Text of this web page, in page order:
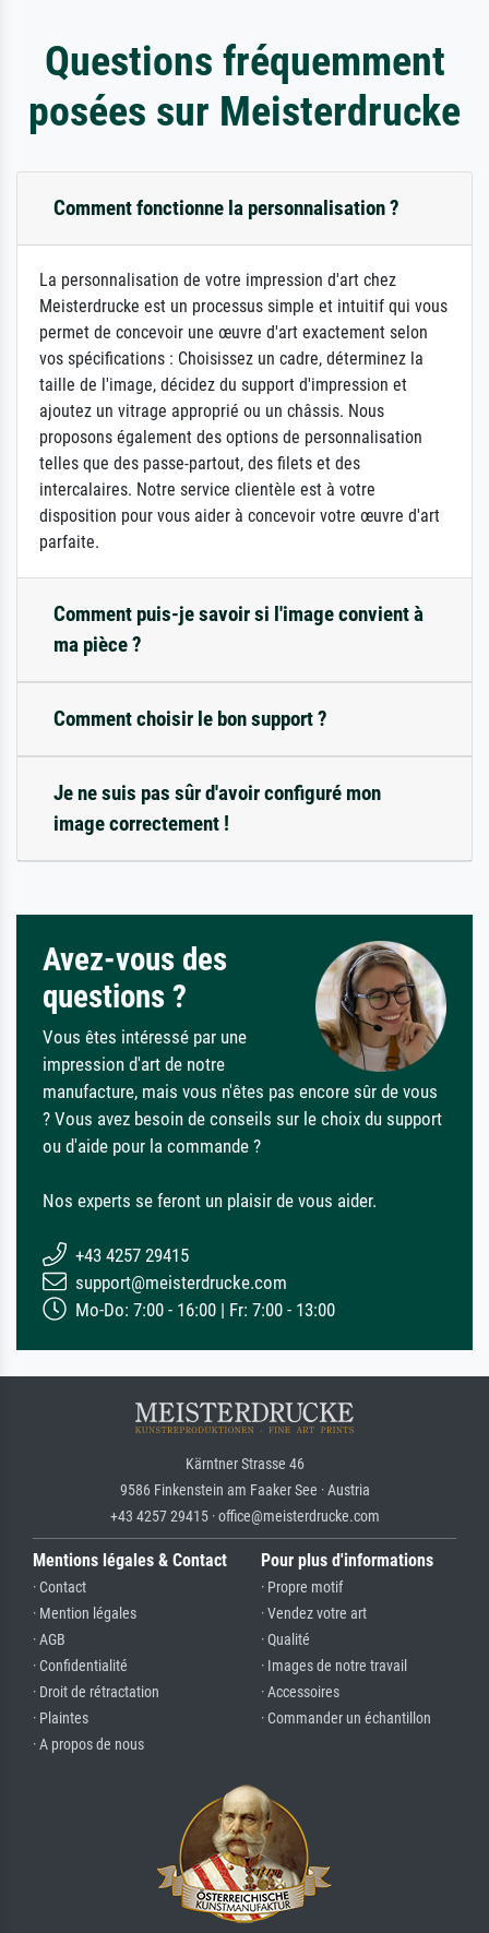
Questions fréquemment
posées sur Meisterdrucke
Comment fonctionne la personnalisation ?
La personnalisation de votre impression d'art chez
Meisterdrucke est un processus simple et intuitif qui vous
permet de concevoir une œuvre d'art exactement selon
vos spécifications : Choisissez un cadre, déterminez la
taille de l'image, décidez du support d'impression et
ajoutez un vitrage approprié ou un châssis. Nous
proposons également des options de personnalisation
telles que des passe-partout, des filets et des
intercalaires. Notre service clientèle est à votre
disposition pour vous aider à concevoir votre œuvre d'art
parfaite.
Comment puis-je savoir si l'image convient à
ma pièce ?
Comment choisir le bon support ?
Je ne suis pas sûr d'avoir configuré mon
image correctement !
Avez-vous des
questions ?
Vous êtes intéressé par une
impression d'art de notre
manufacture, mais vous n'êtes pas encore sûr de vous
? Vous avez besoin de conseils sur le choix du support
ou d'aide pour la commande ?
Nos experts se feront un plaisir de vous aider.
+43 4257 29415
support@meisterdrucke.com
Mo-Do: 7:00 - 16:00 | Fr: 7:00 - 13:00
Kärntner Strasse 46
9586 Finkenstein am Faaker See · Austria
+43 4257 29415 · office@meisterdrucke.com
Mentions légales & Contact
· Contact
· Mention légales
· AGB
· Confidentialité
· Droit de rétractation
· Plaintes
· A propos de nous
Pour plus d'informations
· Propre motif
· Vendez votre art
· Qualité
· Images de notre travail
· Accessoires
· Commander un échantillon